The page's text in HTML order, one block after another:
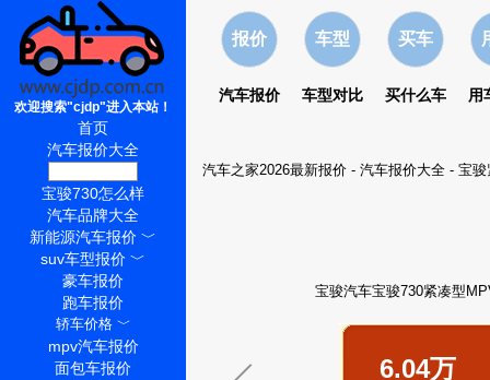
报价
汽车报价
车型
车型对比
买车
买什么车 用
汽车之家2026最新报价- 汽车报价大全- 宝骏
宝骏汽车宝骏730紧凑型
6.04万
欢迎搜索"cjdp"进入本站！
首页
汽车报价大全
宝骏730怎么样
汽车品牌大全
新能源汽车报价 ﹀
suv车型报价 ﹀
豪车报价
跑车报价
轿车价格﹀
mpv汽车报价
面包车报价